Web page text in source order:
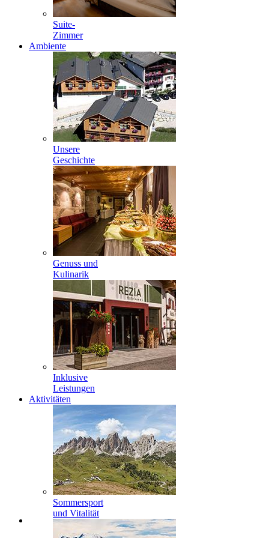
Suite-
Zimmer
Ambiente
Unsere
Geschichte
Genuss und
Kulinarik
Inklusive
Leistungen
Aktivitäten
Sommersport
und Vitalität